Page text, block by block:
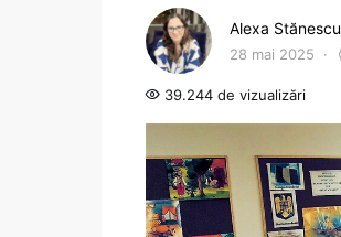
Alexa Stănescu
28 mai 2025
39.244 de vizualizări